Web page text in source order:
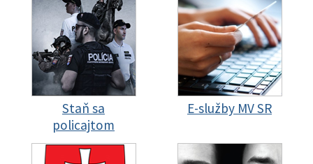
Staň sa
policajtom
E-služby MV SR